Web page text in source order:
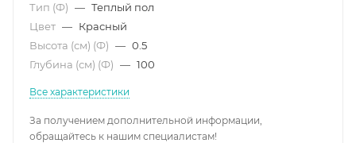
Тип (Ф) — Теплый пол
Цвет — Красный
Высота (см) (Ф) — 0.5
Глубина (см) (Ф) — 100
Все характеристики
За получением дополнительной информации,
обращайтесь к нашим специалистам!